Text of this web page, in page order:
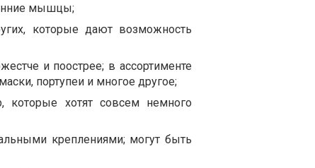
мышцы;
которые дают возможность
и поострее; в ассортименте
портупеи и многое другое;
хотят совсем немного
креплениями; могут быть